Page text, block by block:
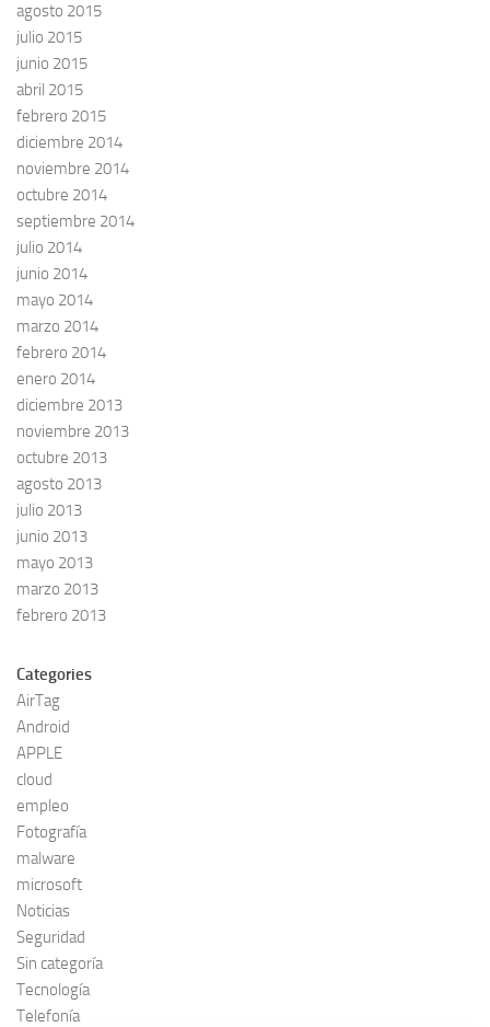
agosto 2015
julio 2015
junio 2015
abril 2015
febrero 2015
diciembre 2014
noviembre 2014
octubre 2014
septiembre 2014
julio 2014
junio 2014
mayo 2014
marzo 2014
febrero 2014
enero 2014
diciembre 2013
noviembre 2013
octubre 2013
agosto 2013
julio 2013
junio 2013
mayo 2013
marzo 2013
febrero 2013
Categories
AirTag
Android
APPLE
cloud
empleo
Fotografía
malware
microsoft
Noticias
Seguridad
Sin categoría
Tecnología
Telefonía